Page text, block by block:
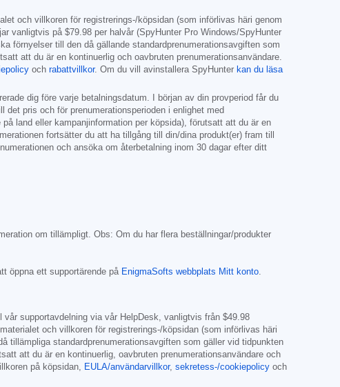
och villkoren för registrerings-/köpsidan (som införlivas häri genom
vanligtvis på $79.98 per halvår (SpyHunter Pro Windows/SpyHunter
förnyelser till den då gällande standardprenumerationsavgiften som
att du är en kontinuerlig och oavbruten prenumerationsanvändare.
och rabattvillkor. Om du vill avinstallera SpyHunter kan du läsa
dig före varje betalningsdatum. I början av din provperiod får du
pris och för prenumerationsperioden i enlighet med
land eller kampanjinformation per köpsida), förutsatt att du är en
fortsätter du att ha tillgång till din/dina produkt(er) fram till
och ansöka om återbetalning inom 30 dagar efter ditt
om tillämpligt. Obs: Om du har flera beställningar/produkter
öppna ett supportärende på EnigmaSofts webbplats Mitt konto.
supportavdelning via vår HelpDesk, vanligtvis från $49.98
och villkoren för registrerings-/köpsidan (som införlivas häri
tillämpliga standardprenumerationsavgiften som gäller vid tidpunkten
att du är en kontinuerlig, oavbruten prenumerationsanvändare och
på köpsidan, EULA/användarvillkor, sekretess-/cookiepolicy och